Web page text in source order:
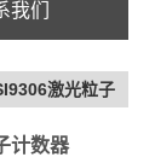
我们
激光粒子
计数器